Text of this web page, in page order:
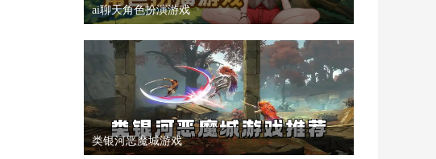
ai聊天角色扮演游戏
类银河恶魔城游戏